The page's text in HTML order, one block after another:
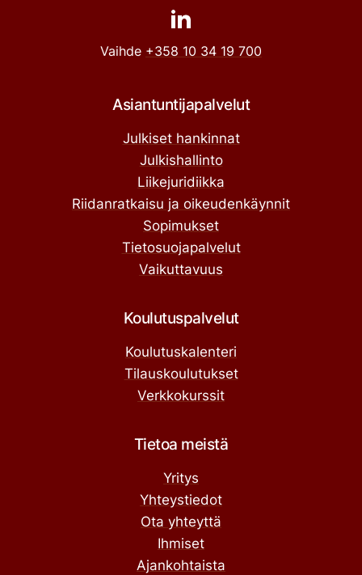
Vaihde +358 10 34 19 700
Asiantuntijapalvelut
Julkiset hankinnat
Julkishallinto
Liikejuridiikka
Riidanratkaisu ja oikeudenkäynnit
Sopimukset
Tietosuojapalvelut
Vaikuttavuus
Koulutuspalvelut
Koulutuskalenteri
Tilauskoulutukset
Verkkokurssit
Tietoa meistä
Yritys
Yhteystiedot
Ota yhteyttä
Ihmiset
Ajankohtaista